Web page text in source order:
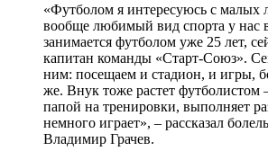
«Футболом я интересуюсь с малых
вообще любимый вид спорта у нас
занимается футболом уже 25 лет,
капитан команды «Старт-Союз».
ним: посещаем и стадион, и игры,
же. Внук тоже растет футболистом
папой на тренировки, выполняет
немного играет», – рассказал
Владимир Грачев.